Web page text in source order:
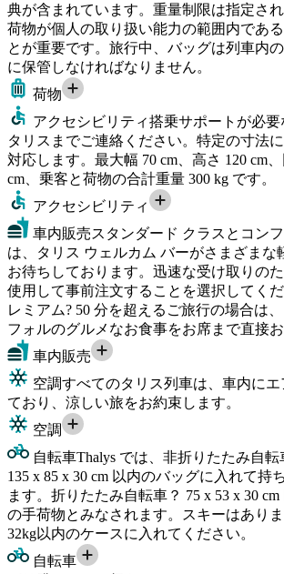
典が含まれています。重量制限は指定さ
荷物が個人の取り扱い能力の範囲内であ
とが重要です。旅行中、バッグは列車内
に保管しなければなりません。
荷物
アクセシビリティ搭乗サポートが必
タリスまでご連絡ください。特定の寸法
対応します。最大幅 70 cm、高さ 120 cm
cm、乗客と荷物の合計重量 300 kg です。
アクセシビリティ
車内販売スタンダード クラスとコン
は、タリス ウェルカム バーがさまざまな
お待ちしております。迅速な受け取りの
使用して事前注文することを選択してく
レミアム? 50 分を超えるご旅行の場合は
フォルのグルメなお食事をお席まで直接お
車内販売
空調すべてのタリス列車は、車内に
ており、涼しい旅をお約束します。
空調
自転車Thalys では、非折りたたみ自
135 x 85 x 30 cm 以内のバッグに入れて持
ます。折りたたみ自転車？ 75 x 53 x 30
の手荷物とみなされます。スキーはありま
32kg以内のケースに入れてください。
自転車